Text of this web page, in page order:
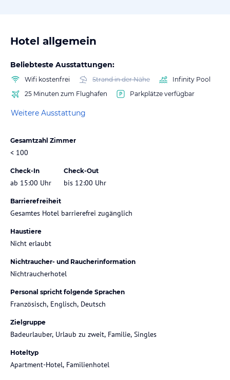
Hotel allgemein
Beliebteste Ausstattungen:
Wifi kostenfrei Strand in der Nähe
Infinity Pool
25 Minuten zum Flughafen
Parkplätze verfügbar
Weitere Ausstattung
Gesamtzahl Zimmer
< 100
Check-In
ab 15:00 Uhr
Check-Out
bis 12:00 Uhr
Barrierefreiheit
Gesamtes Hotel barrierefrei zugänglich
Haustiere
Nicht erlaubt
Nichtraucher- und Raucherinformation
Nichtraucherhotel
Personal spricht folgende Sprachen
Französisch, Englisch, Deutsch
Zielgruppe
Badeurlauber, Urlaub zu zweit, Familie, Singles
Hoteltyp
Apartment-Hotel, Familienhotel